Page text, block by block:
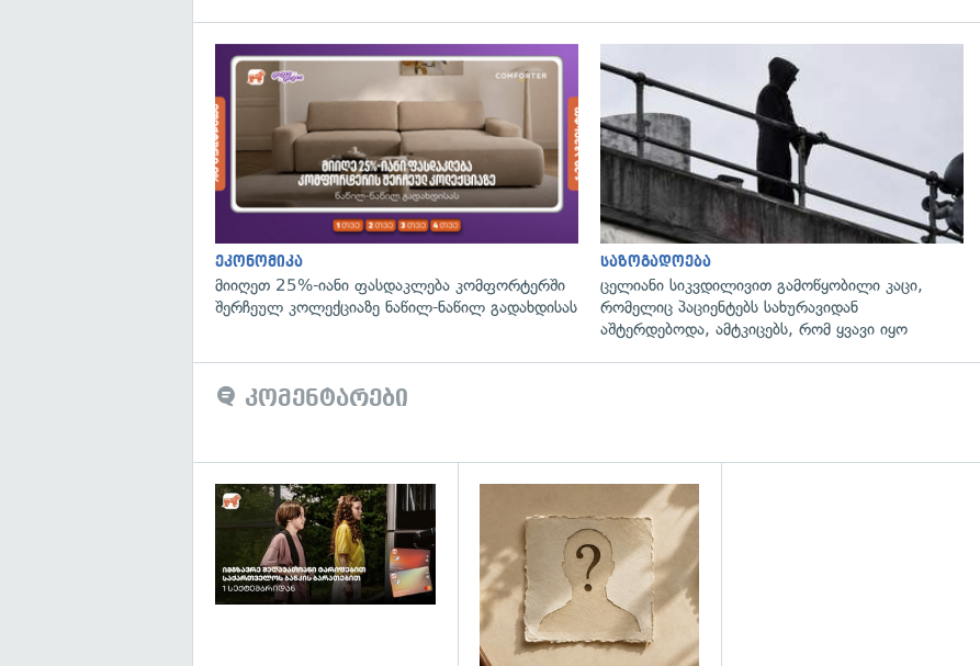
ეკონომიკა
მიიღეთ 25%-იანი ფასდაკლება კომფორტერში
შერჩეულ კოლექციაზე ნაწილ-ნაწილ გადახდისას
საზოგადოება
ცელიანი სიკვდილივით გამოწყობილი კაცი,
რომელიც პაციენტებს სახურავიდან
აშტერდებოდა, ამტკიცებს, რომ ყვავი იყო
კომენტარები